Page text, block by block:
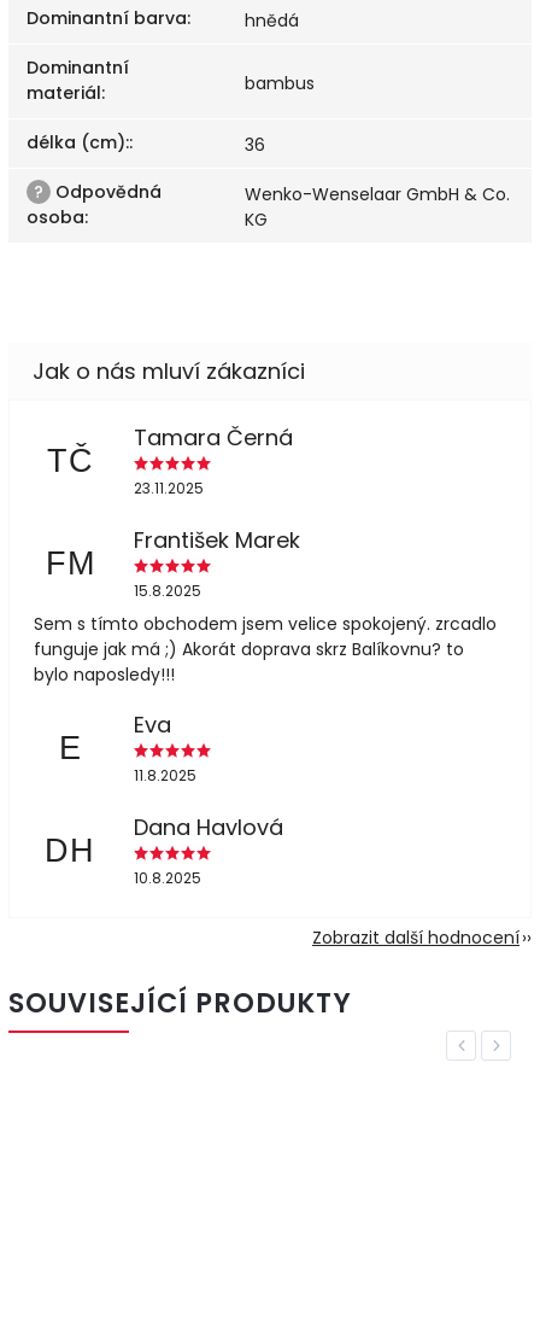
Dominantní barva:
hnědá
Dominantní
materiál: bambus
délka (cm)::
36
? Odpovědná
osoba:
Wenko-Wenselaar GmbH & Co.
KG
TČ
Tamara Černá
23.11.2025
FM
František Marek
15.8.2025
Sem s tímto obchodem jsem velice spokojený. zrcadlo
funguje jak má ;) Akorát doprava skrz Balíkovnu? to
bylo naposledy!!!
E
Eva
11.8.2025
DH
Dana Havlová
10.8.2025
Zobrazit další hodnocení
SOUVISEJÍCÍ PRODUKTY
Previous
Next